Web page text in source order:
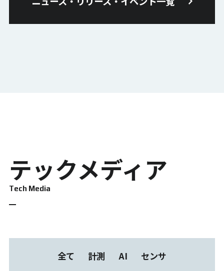
テックメディア
Tech Media
全て 計測 AI センサ